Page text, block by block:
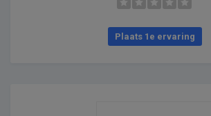
Plaats 1e ervaring